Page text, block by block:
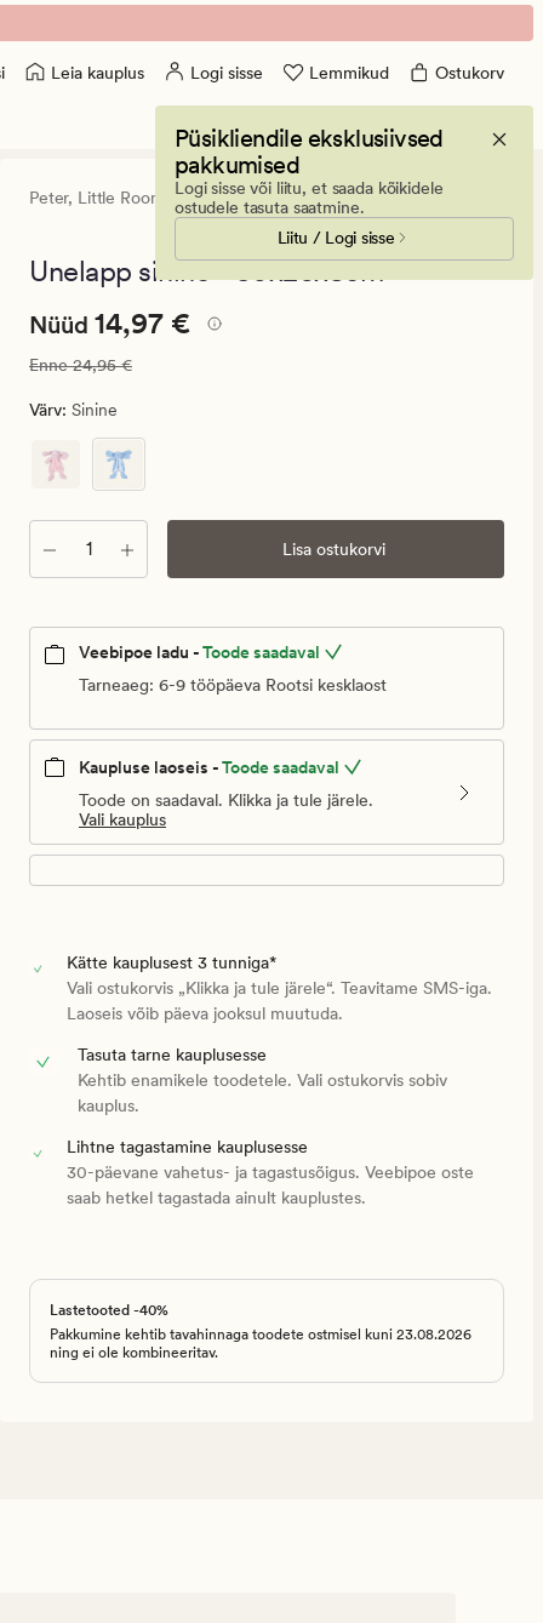
Leia kauplus Logi sisse Lemmikud Ostukorv
Püsikliendile eksklusiivsed
pakkumised
Logi sisse või liitu, et saada kõikidele
ostudele tasuta saatmine.
Liitu / Logi sisse
Peter, Little Roomies
arvustust
0
Unelapp sinine - 30x26x8cm
Nåværende
14,97
€.
pris_ee
24,95
€
Nåværende pris_ee
Nüüd 14,97 €
Vanlig pris_ee
Enne24,95 €
Värv: Sinine
Kogus Lisa ostukorvi
Veebipoe ladu -Toode saadaval
Tarneaeg: 6-9 tööpäeva Rootsi kesklaost
Kaupluse laoseis -Toode saadaval
Toode on saadaval. Klikka ja tule järele.
Vali kauplus
Kätte kauplusest 3 tunniga*
Vali ostukorvis „Klikka ja tule järele“. Teavitame SMS-iga.
Laoseis võib päeva jooksul muutuda.
Tasuta tarne kauplusesse
Kehtib enamikele toodetele. Vali ostukorvis sobiv
kauplus.
Lihtne tagastamine kauplusesse
30-päevane vahetus- ja tagastusõigus. Veebipoe oste
saab hetkel tagastada ainult kauplustes.
Lastetooted -40%
Pakkumine kehtib tavahinnaga toodete ostmisel kuni 23.08.2026
ning ei ole kombineeritav.